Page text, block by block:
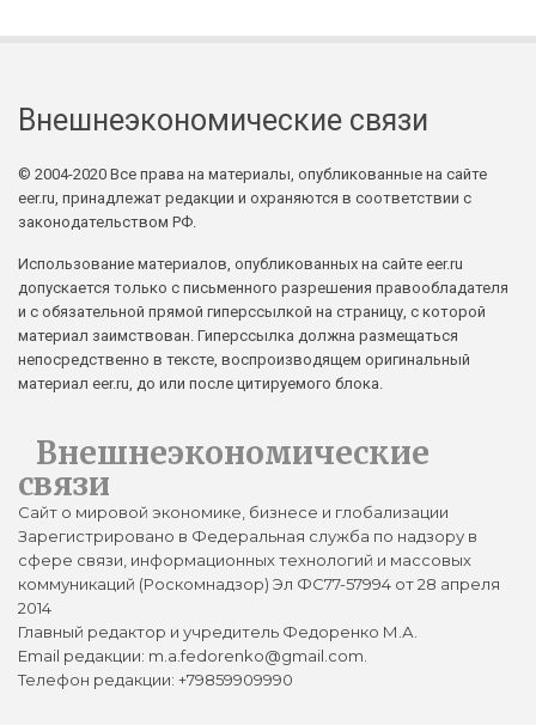
Внешнеэкономические связи
© 2004-2020 Все права на материалы, опубликованные на сайте
eer.ru, принадлежат редакции и охраняются в соответствии с
законодательством РФ.
Использование материалов, опубликованных на сайте eer.ru
допускается только с письменного разрешения правообладателя
и с обязательной прямой гиперссылкой на страницу, с которой
материал заимствован. Гиперссылка должна размещаться
непосредственно в тексте, воспроизводящем оригинальный
материал eer.ru, до или после цитируемого блока.
Внешнеэкономические
связи
Сайт о мировой экономике, бизнесе и глобализации
Зарегистрировано в Федеральная служба по надзору в
сфере связи, информационных технологий и массовых
коммуникаций (Роскомнадзор) Эл ФС77-57994 от 28 апреля
2014
Главный редактор и учредитель Федоренко М.А.
Email редакции: m.a.fedorenko@gmail.com.
Телефон редакции: +79859909990